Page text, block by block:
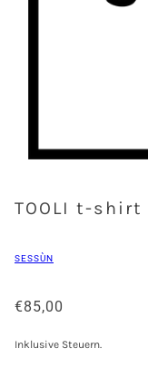
TOOLI t-shirt
SESSÙN
€85,00
Inklusive Steuern.